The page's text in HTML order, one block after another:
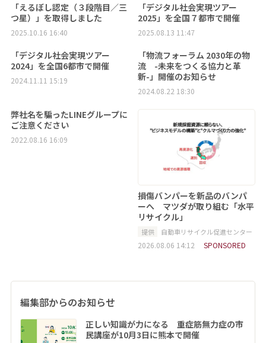
「えるぼし認定（３段階目／三
つ星）」を取得しました
2025.10.16 16:40
「デジタル社会実現ツアー
2025」を全国７都市で開催
2025.08.13 11:47
「デジタル社会実現ツアー
2024」を全国6都市で開催
2024.11.11 15:19
「物流フォーラム 2030年の物
流 -未来をつくる協力と革
新-」開催のお知らせ
2024.08.22 18:30
弊社名を騙ったLINEグループに
ご注意ください
2022.08.16 16:09
損傷バンパーを新品のバンパ
ーへ マツダが取り組む「水平
リサイクル」
提供 自動車リサイクル促進センター
2026.08.06 14:12 SPONSORED
編集部からのお知らせ
正しい知識が力になる 重症筋無力症の市
民講座が10月3日に熊本で開催